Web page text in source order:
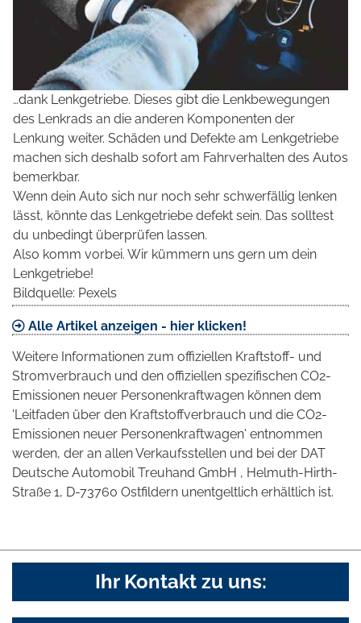
…dank Lenkgetriebe. Dieses gibt die Lenkbewegungen
des Lenkrads an die anderen Komponenten der
Lenkung weiter. Schäden und Defekte am Lenkgetriebe
machen sich deshalb sofort am Fahrverhalten des Autos
bemerkbar.
Wenn dein Auto sich nur noch sehr schwerfällig lenken
lässt, könnte das Lenkgetriebe defekt sein. Das solltest
du unbedingt überprüfen lassen.
Also komm vorbei. Wir kümmern uns gern um dein
Lenkgetriebe!
Bildquelle: Pexels
Alle Artikel anzeigen - hier klicken!
Weitere Informationen zum offiziellen Kraftstoff- und
Stromverbrauch und den offiziellen spezifischen CO2-
Emissionen neuer Personenkraftwagen können dem
'Leitfaden über den Kraftstoffverbrauch und die CO2-
Emissionen neuer Personenkraftwagen' entnommen
werden, der an allen Verkaufsstellen und bei der DAT
Deutsche Automobil Treuhand GmbH , Helmuth-Hirth-
Straße 1, D-73760 Ostfildern unentgeltlich erhältlich ist.
Ihr Kontakt zu uns: